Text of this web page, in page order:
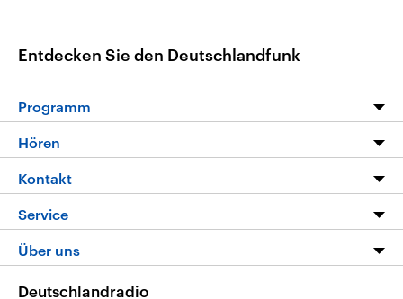
Entdecken Sie den Deutschlandfunk
Programm
Programm
Die Nachrichten
Nachrichtenleicht
Neue Beiträge auf dlf.de
Hören
Livestream
Podcasts
Deutschlandfunk App
Nachrichten App
Kontakt
Hörerservice
Service
FAQ
Über uns
Deutschlandradio